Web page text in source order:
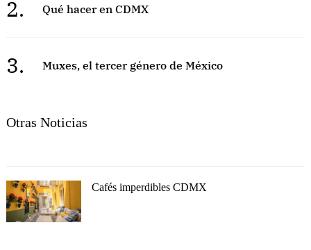
2. Qué hacer en CDMX
3. Muxes, el tercer género de México
Otras Noticias
Cafés imperdibles CDMX